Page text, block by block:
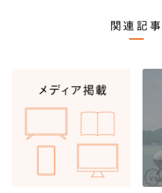
関連記事